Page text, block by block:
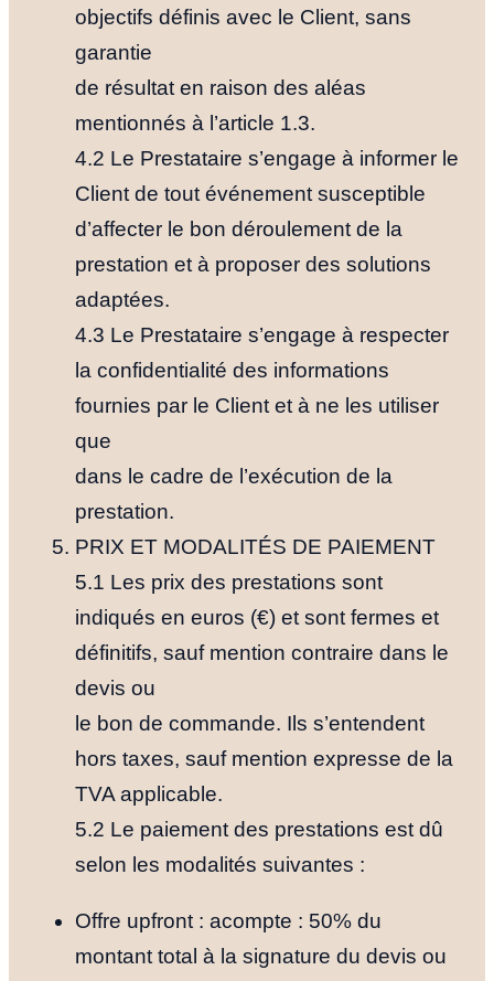
objectifs définis avec le Client, sans
garantie
de résultat en raison des aléas
mentionnés à l’article 1.3.
4.2 Le Prestataire s’engage à informer le
Client de tout événement susceptible
d’affecter le bon déroulement de la
prestation et à proposer des solutions
adaptées.
4.3 Le Prestataire s’engage à respecter
la confidentialité des informations
fournies par le Client et à ne les utiliser
que
dans le cadre de l’exécution de la
prestation.
PRIX ET MODALITÉS DE PAIEMENT
5.1 Les prix des prestations sont
indiqués en euros (€) et sont fermes et
définitifs, sauf mention contraire dans le
devis ou
le bon de commande. Ils s’entendent
hors taxes, sauf mention expresse de la
TVA applicable.
5.2 Le paiement des prestations est dû
selon les modalités suivantes :
Offre upfront : acompte : 50% du
montant total à la signature du devis ou